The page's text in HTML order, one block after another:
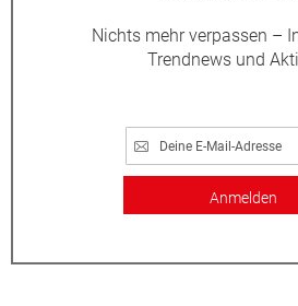
Nichts mehr verpassen –
Trendnews und
Anmelden